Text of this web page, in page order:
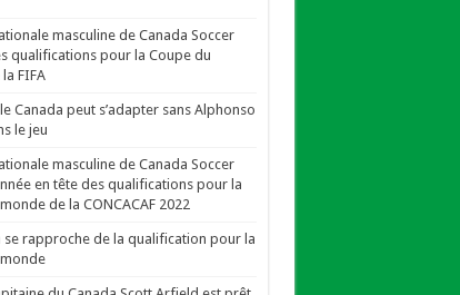
masculine de Canada Soccer
qualifications pour la Coupe du
FIFA
Canada peut s’adapter sans Alphonso
le jeu
masculine de Canada Soccer
en tête des qualifications pour la
de la CONCACAF 2022
se rapproche de la qualification pour la